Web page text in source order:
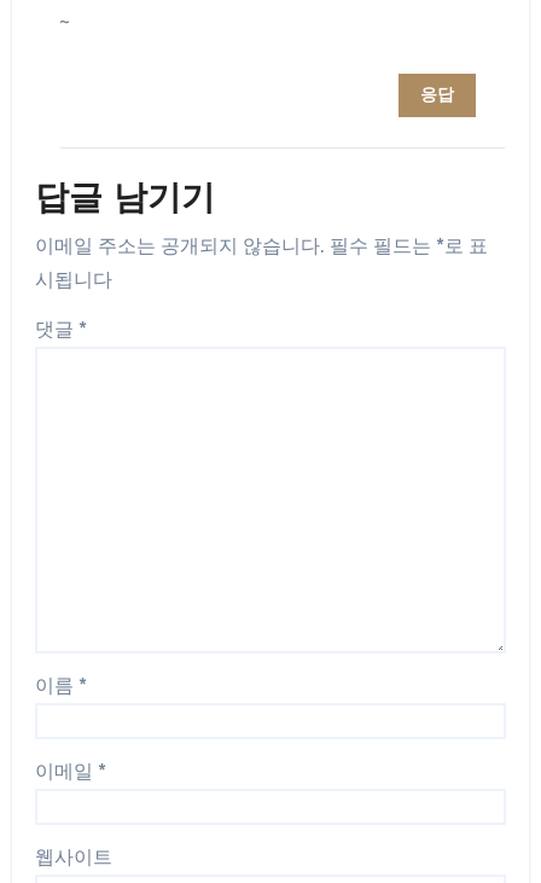
~
응답
답글 남기기
이메일 주소는 공개되지 않습니다. 필수 필드는 *로 표
시됩니다
댓글 *
이름 *
이메일 *
웹사이트